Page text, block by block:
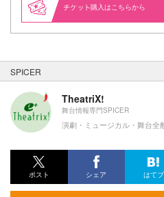
購入はこちらから
SPICER
TheatriX!
舞台情報専門SPICER
演劇・ミュージカル・舞台全
ポスト シェア はてブ